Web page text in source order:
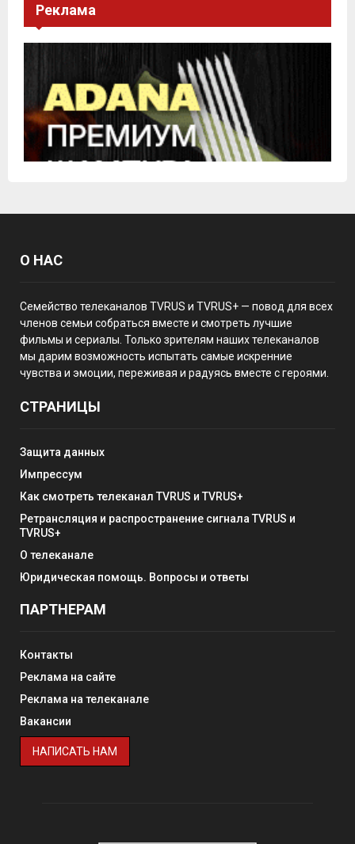
Реклама
О НАС
Семейство телеканалов TVRUS и TVRUS+ — повод для всех
членов семьи собраться вместе и смотреть лучшие
фильмы и сериалы. Только зрителям наших телеканалов
мы дарим возможность испытать самые искренние
чувства и эмоции, переживая и радуясь вместе с героями.
СТРАНИЦЫ
Защита данных
Импрессум
Как смотреть телеканал TVRUS и TVRUS+
Ретрансляция и распространение сигнала TVRUS и
TVRUS+
О телеканале
Юридическая помощь. Вопросы и ответы
ПАРТНЕРАМ
Контакты
Реклама на сайте
Реклама на телеканале
Вакансии
НАПИСАТЬ НАМ